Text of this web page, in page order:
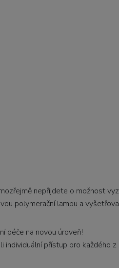
nepřijdete o možnost
polymerační lampu a
péče na novou úroveň!
individuální přístup pro každého z